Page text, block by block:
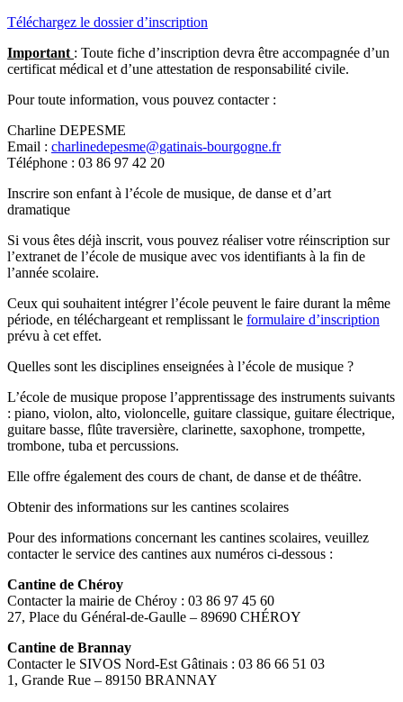
Téléchargez le dossier d’inscription
Important : Toute fiche d’inscription devra être accompagnée d’un
certificat médical et d’une attestation de responsabilité civile.
Pour toute information, vous pouvez contacter :
Charline DEPESME
Email : charlinedepesme@gatinais-bourgogne.fr
Téléphone : 03 86 97 42 20
Inscrire son enfant à l’école de musique, de danse et d’art
dramatique
Si vous êtes déjà inscrit, vous pouvez réaliser votre réinscription sur
l’extranet de l’école de musique avec vos identifiants à la fin de
l’année scolaire.
Ceux qui souhaitent intégrer l’école peuvent le faire durant la même
période, en téléchargeant et remplissant le formulaire d’inscription
prévu à cet effet.
Quelles sont les disciplines enseignées à l’école de musique ?
L’école de musique propose l’apprentissage des instruments suivants
: piano, violon, alto, violoncelle, guitare classique, guitare électrique,
guitare basse, flûte traversière, clarinette, saxophone, trompette,
trombone, tuba et percussions.
Elle offre également des cours de chant, de danse et de théâtre.
Obtenir des informations sur les cantines scolaires
Pour des informations concernant les cantines scolaires, veuillez
contacter le service des cantines aux numéros ci-dessous :
Cantine de Chéroy
Contacter la mairie de Chéroy : 03 86 97 45 60
27, Place du Général-de-Gaulle – 89690 CHÉROY
Cantine de Brannay
Contacter le SIVOS Nord-Est Gâtinais : 03 86 66 51 03
1, Grande Rue – 89150 BRANNAY